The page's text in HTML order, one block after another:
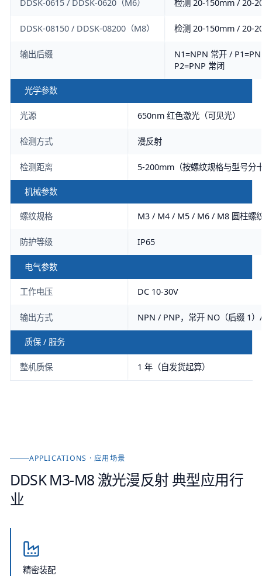
DDSK-0615 / DDSK-0620（M6） 检测 20-150mm / 20-
DDSK-08150 / DDSK-08200（M8） 检测 20-150mm / 20-
输出后缀
N1=NPN 常开 /
P2=PNP 常闭
光学参数
光源 650nm 红色激光（可见光）
检测方式 漫反射
检测距离 5-200mm（按螺纹规格与型号分
机械参数
螺纹规格 M3 / M4 / M5 / M6 / M8 圆柱螺
防护等级 IP65
电气参数
工作电压 DC 10-30V
输出方式 NPN / PNP，常开 NO（后缀 1
质保 / 服务
整机质保 1 年（自发货起算）
APPLICATIONS · 应用场景
DDSK M3-M8 激光漫反射 典型应用行
业
精密装配